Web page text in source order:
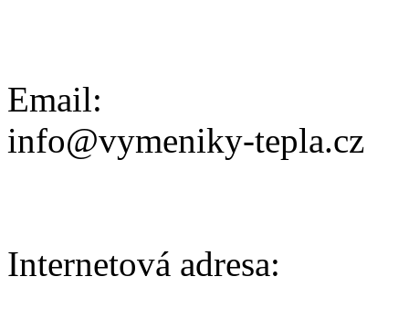
Email:
info@vymeniky-tepla.cz
Internetová adresa: